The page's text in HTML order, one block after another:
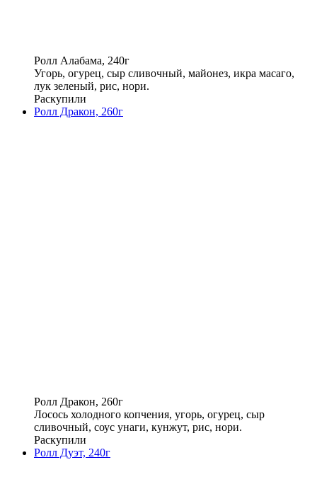
Ролл Алабама, 240г
Угорь, огурец, сыр сливочный, майонез, икра масаго,
лук зеленый, рис, нори.
Раскупили
Ролл Дракон, 260г
Ролл Дракон, 260г
Лосось холодного копчения, угорь, огурец, сыр
сливочный, соус унаги, кунжут, рис, нори.
Раскупили
Ролл Дуэт, 240г